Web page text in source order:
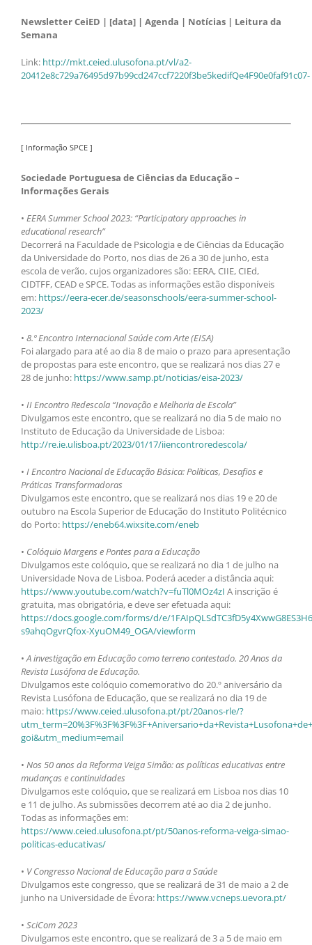
Newsletter CeiED | [data] | Agenda | Notícias | Leitura da
Semana
Link: http://mkt.ceied.ulusofona.pt/vl/a2-
20412e8c729a76495d97b99cd247ccf7220f3be5kedifQe4F90e0faf91c07-
[ Informação SPCE ]
Sociedade Portuguesa de Ciências da Educação –
Informações Gerais
• EERA Summer School 2023: “Participatory approaches in
educational research”
Decorrerá na Faculdade de Psicologia e de Ciências da Educação
da Universidade do Porto, nos dias de 26 a 30 de junho, esta
escola de verão, cujos organizadores são: EERA, CIIE, CIEd,
CIDTFF, CEAD e SPCE. Todas as informações estão disponíveis
em: https://eera-ecer.de/seasonschools/eera-summer-school-
2023/
• 8.º Encontro Internacional Saúde com Arte (EISA)
Foi alargado para até ao dia 8 de maio o prazo para apresentação
de propostas para este encontro, que se realizará nos dias 27 e
28 de junho: https://www.samp.pt/noticias/eisa-2023/
• II Encontro Redescola “Inovação e Melhoria de Escola”
Divulgamos este encontro, que se realizará no dia 5 de maio no
Instituto de Educação da Universidade de Lisboa:
http://re.ie.ulisboa.pt/2023/01/17/iiencontroredescola/
• I Encontro Nacional de Educação Básica: Políticas, Desafios e
Práticas Transformadoras
Divulgamos este encontro, que se realizará nos dias 19 e 20 de
outubro na Escola Superior de Educação do Instituto Politécnico
do Porto: https://eneb64.wixsite.com/eneb
• Colóquio Margens e Pontes para a Educação
Divulgamos este colóquio, que se realizará no dia 1 de julho na
Universidade Nova de Lisboa. Poderá aceder a distância aqui:
https://www.youtube.com/watch?v=fuTl0MOz4zI A inscrição é
gratuita, mas obrigatória, e deve ser efetuada aqui:
https://docs.google.com/forms/d/e/
s9ahqOgvrQfox-XyuOM49_OGA/viewform
•A investigação em Educação como terreno contestado. 20 Anos da
Revista Lusófona de Educação.
Divulgamos este colóquio comemorativo do 20.º aniversário da
Revista Lusófona de Educação, que se realizará no dia 19 de
maio: https://www.ceied.ulusofona.pt/pt/20anos-rle/?
goi&utm_medium=email
• Nos 50 anos da Reforma Veiga Simão: as políticas educativas entre
mudanças e continuidades
Divulgamos este colóquio, que se realizará em Lisboa nos dias 10
e 11 de julho. As submissões decorrem até ao dia 2 de junho.
Todas as informações em:
https://www.ceied.ulusofona.pt/pt/50anos-reforma-veiga-simao-
politicas-educativas/
• V Congresso Nacional de Educação para a Saúde
Divulgamos este congresso, que se realizará de 31 de maio a 2 de
junho na Universidade de Évora: https://www.vcneps.uevora.pt/
• SciCom 2023
Divulgamos este encontro, que se realizará de 3 a 5 de maio em